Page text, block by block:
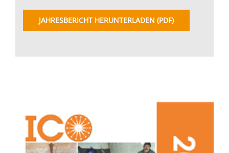
JAHRESBERICHT HERUNTERLADEN (PDF)